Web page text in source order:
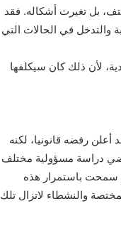
بل تغيرت أشكاله. فقد
والتدخل في الحالات التي
لأن ذلك كان سيكلفها
رفضه قانونيا، لكنه
دراسة مسؤولية مختلف
سمحت باستمرار هذه
والنشطاء لاتزال تلك